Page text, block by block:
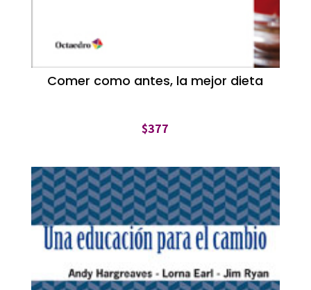
Comer como antes, la mejor dieta
$377